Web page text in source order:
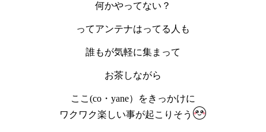
何かやってない？
ってアンテナはってる人も
誰もが気軽に集まって
お茶しながら
ここ(co・yane）をきっかけに
ワクワク楽しい事が起こりそう